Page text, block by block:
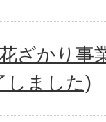
ざかり事
しました)